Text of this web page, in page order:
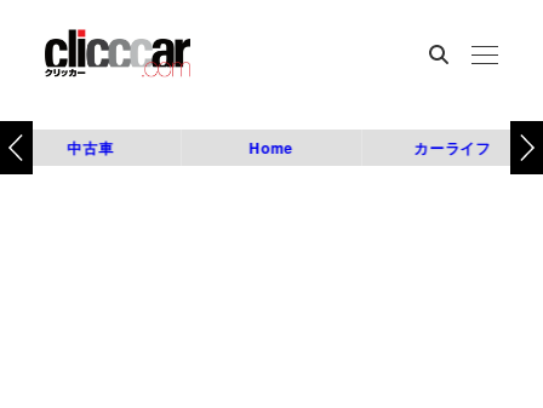
中古車 Home カーライフ